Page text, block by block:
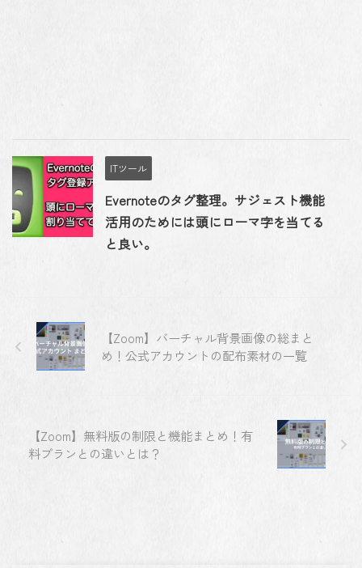
ITツール
Evernoteのタグ整理。サジェスト機能
活用のためには頭にローマ字を当てる
と良い。
【Zoom】バーチャル背景画像の総まと
め！公式アカウントの配布素材の一覧
【Zoom】無料版の制限と機能まとめ！有
料プランとの違いとは？